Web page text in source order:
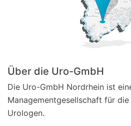
Über die Uro-GmbH
Die Uro-GmbH Nordrhein ist
Managementgesellschaft für
Urologen.